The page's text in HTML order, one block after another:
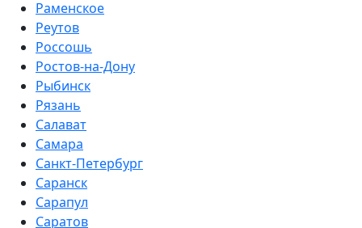
Раменское
Реутов
Россошь
Ростов-на-Дону
Рыбинск
Рязань
Салават
Самара
Санкт-Петербург
Саранск
Сарапул
Саратов